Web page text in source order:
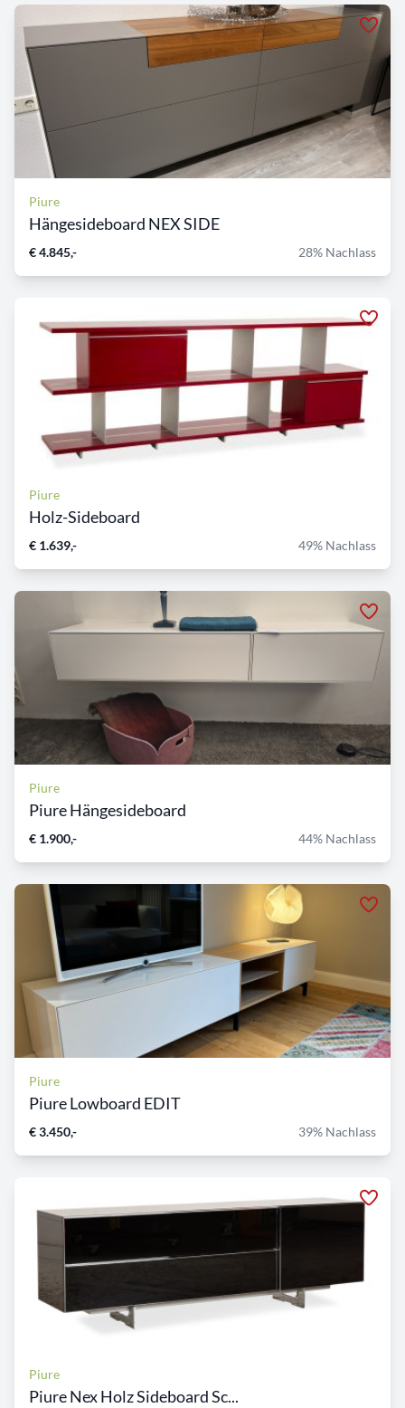
Piure
Hängesideboard NEX SIDE
€ 4.845,- 28% Nachlass
Piure
Holz-Sideboard
€ 1.639,- 49% Nachlass
Piure
Piure Hängesideboard
€ 1.900,- 44% Nachlass
Piure
Piure Lowboard EDIT
€ 3.450,- 39% Nachlass
Piure
Piure Nex Holz Sideboard Sc...